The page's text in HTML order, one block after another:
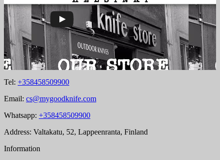
Tel: +358458509900
Email: cs@mygoodknife.com
Whatsapp: +358458509900
Address: Valtakatu, 52, Lappeenranta, Finland
Information